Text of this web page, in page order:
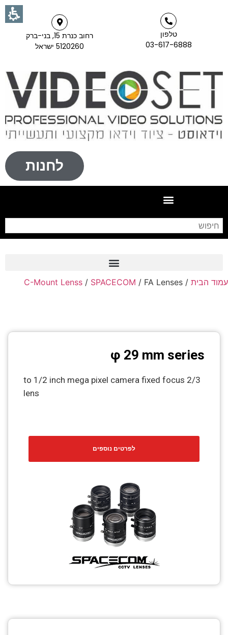
טלפון
03-617-6888
רחוב כנרת 15, בני-ברק
5120260 ישראל
לחנות
Frame Grabber
PTZ Confrence Camera
AV over IP
Photo Printers
עמוד הבית /
C-Mount Lenss / SPACECOM / FA Lenses
φ 29 mm series
2/3 to 1/2 inch mega pixel camera fixed focus
lens
לפרטים נוספים